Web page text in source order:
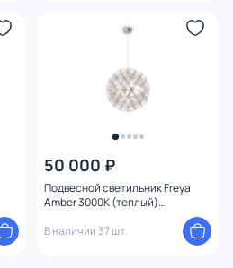
50 000 ₽
Подвесной светильник Freya
Amber 3000К (теплый)
В наличии 37 шт.